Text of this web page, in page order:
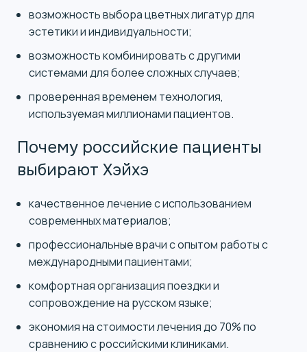
возможность выбора цветных лигатур для
эстетики и индивидуальности;
возможность комбинировать с другими
системами для более сложных случаев;
проверенная временем технология,
используемая миллионами пациентов.
Почему российские пациенты
выбирают Хэйхэ
качественное лечение с использованием
современных материалов;
профессиональные врачи с опытом работы с
международными пациентами;
комфортная организация поездки и
сопровождение на русском языке;
экономия на стоимости лечения до 70% по
сравнению с российскими клиниками.